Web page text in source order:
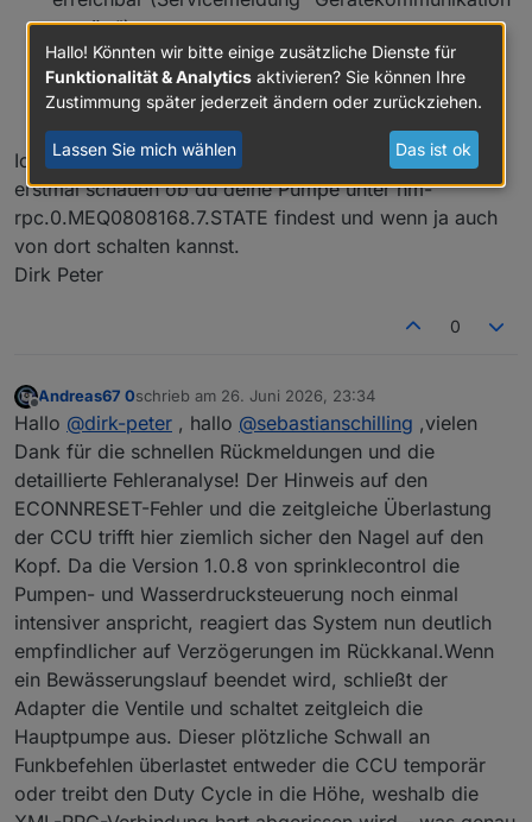
gestört").
Lösung: Prüfen Sie die Batterie des Geräts oder
verringern Sie den Abstand zur Zentrale.Um Ihnen
gezielt zu helfen, verraten Sie mir bitte:Welche
Ich hoffe das hilft dir erstmal weiter. Du kannst ja auch
erstmal schauen ob du deine Pumpe unter hm-
rpc.0.MEQ0808168.7.STATE findest und wenn ja auch
von dort schalten kannst.
Dirk Peter
0
Offline
Andreas67 0schrieb am 26. Juni 2026, 23:34
zuletzt editiert von
Hallo @dirk-peter , hallo @sebastianschilling ,vielen
Dank für die schnellen Rückmeldungen und die
detaillierte Fehleranalyse! Der Hinweis auf den
ECONNRESET-Fehler und die zeitgleiche Überlastung
der CCU trifft hier ziemlich sicher den Nagel auf den
Kopf. Da die Version 1.0.8 von sprinklecontrol die
Pumpen- und Wasserdrucksteuerung noch einmal
intensiver anspricht, reagiert das System nun deutlich
empfindlicher auf Verzögerungen im Rückkanal.Wenn
ein Bewässerungslauf beendet wird, schließt der
Adapter die Ventile und schaltet zeitgleich die
Hauptpumpe aus. Dieser plötzliche Schwall an
Funkbefehlen überlastet entweder die CCU temporär
oder treibt den Duty Cycle in die Höhe, weshalb die
Hallo! Könnten wir bitte einige zusätzliche Dienste für
Funktionalität & Analytics aktivieren? Sie können Ihre
Zustimmung später jederzeit ändern oder zurückziehen.
Lassen Sie mich wählen Das ist ok